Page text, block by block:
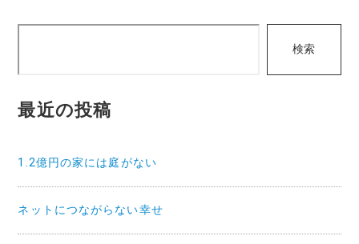
検索
最近の投稿
1.2億円の家には庭がない
ネットにつながらない幸せ